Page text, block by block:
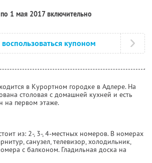
1 мая 2017 включительно
воспользоваться купоном
в Курортном городке в Адлере. На
столовая с домашней кухней и есть
на первом этаже.
из: 2-, 3-, 4-местных номеров. В номерах
санузел, телевизор, холодильник,
с балконом. Гладильная доска на